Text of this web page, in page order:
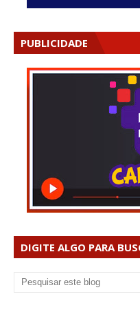
PUBLICIDADE
DIGITE ALGO PARA